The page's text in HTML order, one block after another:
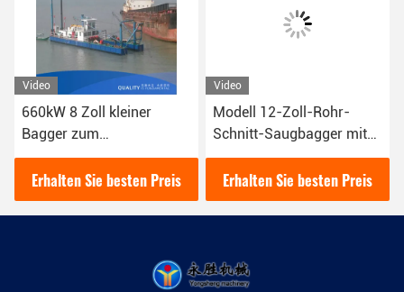
Video
660kW 8 Zoll kleiner
Bagger zum
Umweltschutz der
städtischen
Flussbaggerung
Erhalten Sie besten Preis
Video
Modell 12-Zoll-Rohr-
Schnitt-Saugbagger mit
einer Leistung von 200
Kubikmetern pro Stunde
Erhalten Sie besten Preis